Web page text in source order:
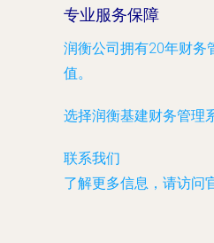
专业服务保障
润衡公司拥有20年财务
值。
选择润衡基建财务管理
联系我们
了解更多信息，请访问